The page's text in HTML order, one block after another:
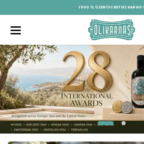
1500 TL ÜZERI ÜCRETSIZ KARGO !